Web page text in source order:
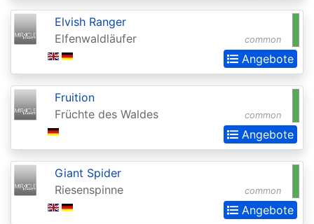
and
States
Promos
Chronicles
Clash
Pack
Coldsnap
Coldsnap:
Theme
common
Elvish Ranger
Elfenwaldläufer
Angebote
common
Fruition
Früchte des Waldes
Angebote
common
Giant Spider
Riesenspinne
Angebote